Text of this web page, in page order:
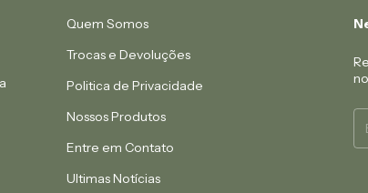
Quem Somos
Trocas e Devoluções
Politica de Privacidade
Nossos Produtos
Entre em Contato
Ultimas Notícias